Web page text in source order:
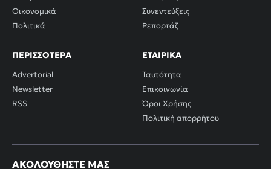
Οικονομικά
Πολιτικά
Συνεντεύξεις
Ρεπορτάζ
ΠΕΡΙΣΣΌΤΕΡΑ
Advertorial
Newsletter
RSS
ΕΤΑΙΡΙΚΆ
Ταυτότητα
Επικοινωνία
Όροι Χρήσης
Πολιτική απορρήτου
ΑΚΟΛΟΥΘΉΣΤΕ ΜΑΣ